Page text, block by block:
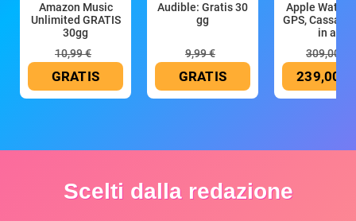
Amazon Music
Unlimited GRATIS
30gg
10,99 €
GRATIS
Audible: Gratis 30
gg
9,99 €
GRATIS
Apple Watch
GPS, Cassa
in all
309,00 €
239,00 €
Scelti dalla redazione